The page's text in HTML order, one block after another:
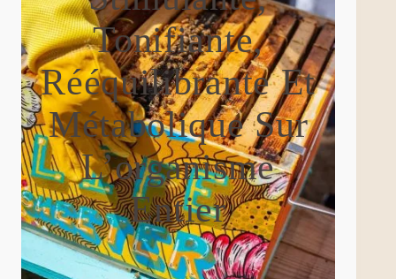
Tonifiante,
Rééquilibrante Et
Métabolique Sur
L’organisme
Entier